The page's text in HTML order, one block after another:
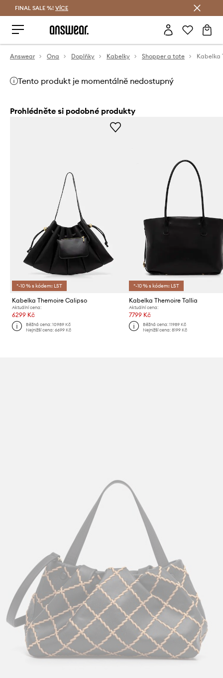
FINAL SALE %! VÍCE
Answear Ona Doplňky Kabelky Shopper a tote Kabelka
Tento produkt je momentálně nedostupný
Prohlédněte si podobné produkty
*-10 % s kódem: LST
Kabelka Themoire Calipso
Aktuální cena:
6299 Kč
Běžná cena:10989 Kč
Nejnižší cena:6699 Kč
*-10 % s kódem: LST
Kabelka Themoire Tallia
Aktuální cena:
7799 Kč
Běžná cena: 11989 Kč
Nejnižší cena: 8199 Kč